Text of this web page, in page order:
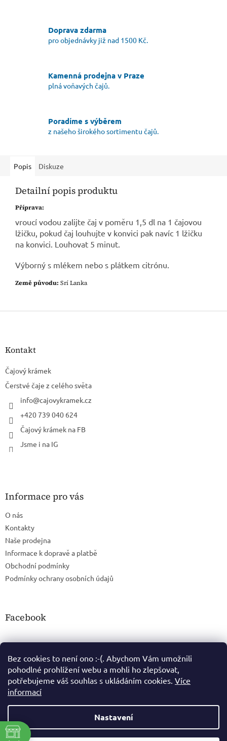
Bez cookies to není ono :-(. Abychom Vám umožnili
pohodlné prohlížení webu a mohli ho zlepšovat,
potřebujeme váš souhlas s ukládáním cookies. Více
informací
Nastavení
Doprava zdarma
pro objednávky již nad 1500 Kč.
Kamenná prodejna v Praze
plná voňavých čajů.
Poradíme s výběrem
z našeho širokého sortimentu čajů.
Popis Diskuze
Detailní popis produktu
Příprava:
vroucí vodou zalijte čaj v poměru 1,5 dl na 1 čajovou
lžičku, pokud čaj louhujte v konvici pak navíc 1 lžičku
na konvici. Louhovat 5 minut.
Výborný s mlékem nebo s plátkem citrónu.
Země původu: Srí Lanka
Z
Kontakt
Čajový krámek
Čerstvé čaje z celého světa
info@cajovykramek.cz
+420 739 040 624
Čajový krámek na FB
Jsme i na IG
Informace pro vás
O nás
Kontakty
Naše prodejna
Informace k dopravě a platbě
Obchodní podmínky
Podmínky ochrany osobních údajů
Facebook
Vytvořil Shoptet